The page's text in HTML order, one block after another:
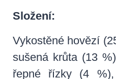
Složení:
Vykostěné hovězí
sušená krůta (13
řepné řízky (4 %),